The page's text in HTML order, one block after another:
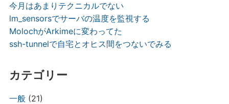
今月はあまりテクニカルでない
lm_sensorsでサーバの温度を監視する
MolochがArkimeに変わってた
ssh-tunnelで自宅とオヒス間をつないでみる
カテゴリー
一般(21)